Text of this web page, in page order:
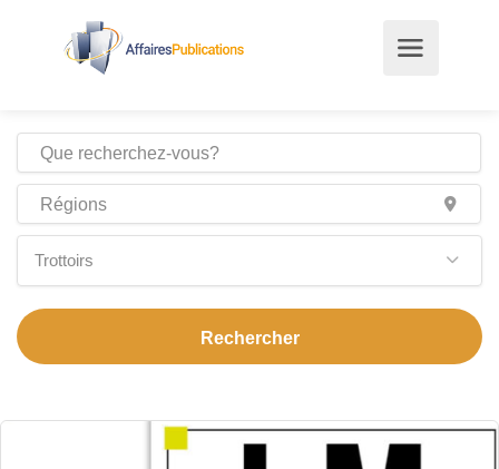
Trottoirs